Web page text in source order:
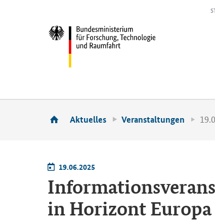
Aktuelles Veranstaltungen
19.06.2025
in Ho­ri­zont Eu­ro­pa